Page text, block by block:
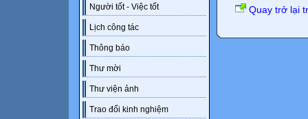
Người tốt - Việc tốt
Lịch công tác
Thông báo
Thư mời
Thư viện ảnh
Trao đổi kinh nghiệm
Quay trở lại